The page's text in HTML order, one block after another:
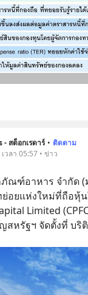
- สต็อกเรดาร์ • ติดตาม
วลา 05:57 • ข่าว
ณฑ์อาหาร จำกัด (
อยแห่งใหม่ที่ถือหุ้
Limited
สหรัฐฯ จัดตั้งที่ บริ